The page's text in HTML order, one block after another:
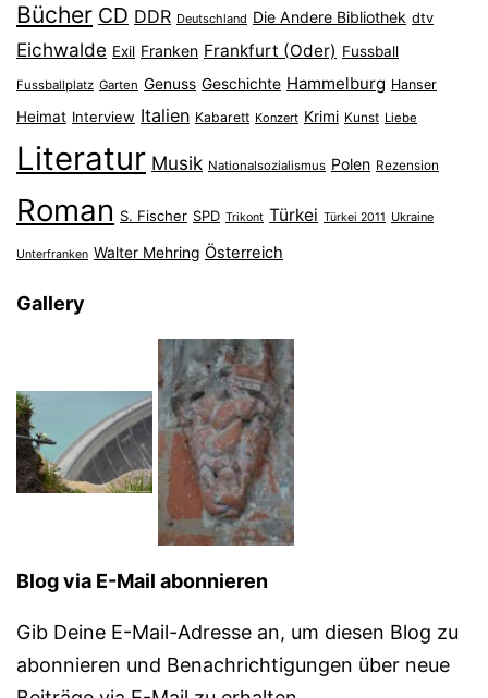
Bücher CD DDR Deutschland Die Andere Bibliothek dtv
Eichwalde Exil Franken Frankfurt (Oder) Fussball
Fussballplatz Garten Genuss Geschichte Hammelburg Hanser
Heimat Interview Italien Kabarett Konzert Krimi Kunst Liebe
Literatur Musik Nationalsozialismus Polen Rezension
Roman S. Fischer SPD Trikont Türkei Türkei 2011 Ukraine
Unterfranken Walter Mehring Österreich
Gallery
Blog via E-Mail abonnieren
Gib Deine E-Mail-Adresse an, um diesen Blog zu
abonnieren und Benachrichtigungen über neue